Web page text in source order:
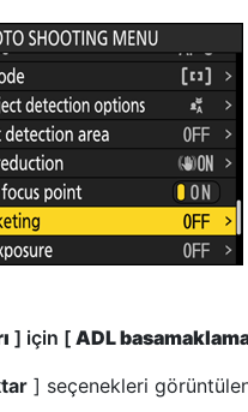
] için [ ADL
] seçenekleri